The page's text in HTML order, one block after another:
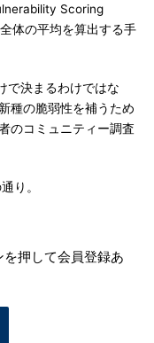
Scoring
体の平均を算出する手
で決まるわけではな
種の脆弱性を補うため
のコミュニティー調査
り。
押して会員登録あ